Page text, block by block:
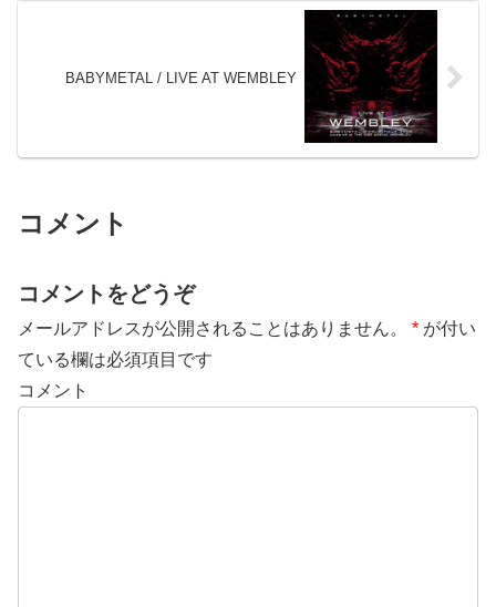
BABYMETAL / LIVE AT WEMBLEY
コメント
コメントをどうぞ
メールアドレスが公開されることはありません。 * が付い
ている欄は必須項目です
コメント